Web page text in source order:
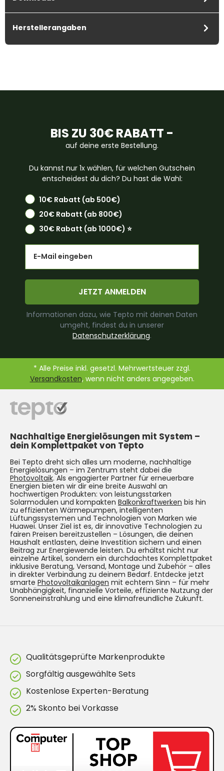
Herstellerangaben
BIS ZU 30€ RABATT -
auf deine erste Bestellung.
Du kannst nur 1x wählen, für welchen Gutschein
entscheidest du dich? Du hast die Wahl:
10€ Rabatt (ab 500€)
20€ Rabatt (ab 800€)
30€ Rabatt (ab 1000€) ⭐️
JETZT ANMELDEN
Informationen dazu, wie Tepto mit deinen Daten
umgeht, findest du in unserer
Datenschutzerklärung.
* Alle Preise inkl. gesetzl. Mehrwertsteuer zzgl.
Versandkosten, wenn nicht anders angegeben.
Nachhaltige Energielösungen mit System –
dein Komplettpaket von Tepto
Bei Tepto dreht sich alles um moderne, nachhaltige
Energielösungen – im Zentrum steht dabei die
Photovoltaik. Als engagierter Partner für erneuerbare
Energien bieten wir dir eine breite Auswahl an
hochwertigen Produkten: von leistungsstarken
Solarmodulen und kompakten Balkonkraftwerken bis hin
zu effizienten Wärmepumpen, intelligenten
Lüftungssystemen und Technologien von Marken wie
Huawei. Unser Ziel ist es, dir innovative Technologien zu
fairen Preisen bereitzustellen – Lösungen, die deinen
Haushalt entlasten, deine Investition sichern und einen
Beitrag zur Energiewende leisten. Du erhältst nicht nur
einzelne Artikel, sondern ein durchdachtes Komplettpaket
inklusive Beratung, Versand, Montage und Zubehör – alles
in direkter Verbindung zu deinem Bedarf. Entdecke jetzt
smarte Photovoltaikanlagen mit echtem Sinn – für mehr
Unabhängigkeit, finanzielle Vorteile, effiziente Nutzung der
Sonneneinstrahlung und eine klimafreundliche Zukunft.
Qualitätsgeprüfte Markenprodukte
Sorgfältig ausgewählte Sets
Kostenlose Experten-Beratung
2% Skonto bei Vorkasse